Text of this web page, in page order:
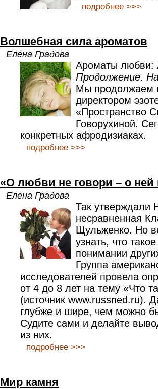
подробнее >>>
Волшебная сила ароматов
Елена Градова
Ароматы
Продолжение.
Мы продолжаем
директором
«Пространство
Говорухиной.
конкретных афродизиаках.
подробнее >>>
«О любви не говори – о ней
Елена Градова
Так утверждали
несравненная
Щульженко. Но
узнать, что
понимании
Группа
исследователей провела
от 4 до 8 лет на тему «Что
(источник www.russned.ru).
глубже и шире, чем можно
Судите сами и делайте
из них.
подробнее >>>
Мир камня